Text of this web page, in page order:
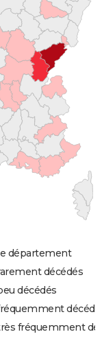
département
décédés
décédés
fréquemment